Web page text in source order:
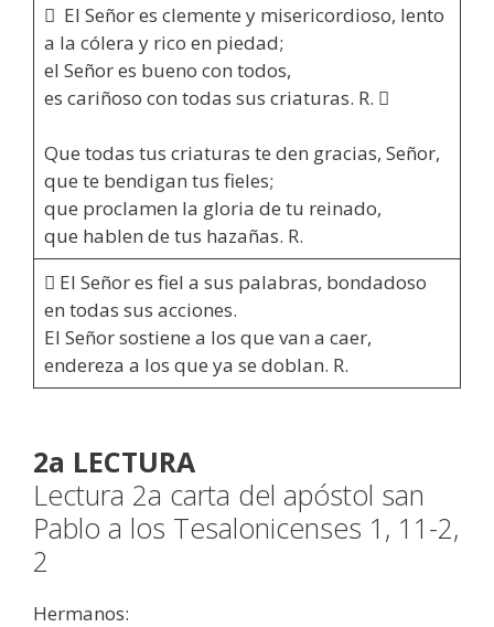
 El Señor es clemente y misericordioso, lento
a la cólera y rico en piedad;
el Señor es bueno con todos,
es cariñoso con todas sus criaturas. R. 
Que todas tus criaturas te den gracias, Señor,
que te bendigan tus fieles;
que proclamen la gloria de tu reinado,
que hablen de tus hazañas. R.
 El Señor es fiel a sus palabras, bondadoso
en todas sus acciones.
El Señor sostiene a los que van a caer,
endereza a los que ya se doblan. R.
2a LECTURA
Lectura 2a carta del apóstol san
Pablo a los Tesalonicenses 1, 11-2,
2
Hermanos: